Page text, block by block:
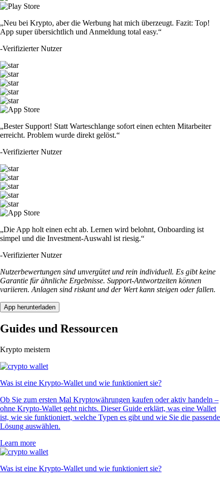
„Neu bei Krypto, aber die Werbung hat mich überzeugt. Fazit: Top!
App super übersichtlich und Anmeldung total easy.“
-Verifizierter Nutzer
„Bester Support! Statt Warteschlange sofort einen echten Mitarbeiter
erreicht. Problem wurde direkt gelöst.“
-Verifizierter Nutzer
„Die App holt einen echt ab. Lernen wird belohnt, Onboarding ist
simpel und die Investment-Auswahl ist riesig.“
-Verifizierter Nutzer
Nutzerbewertungen sind unvergütet und rein individuell. Es gibt keine
Garantie für ähnliche Ergebnisse. Support-Antwortzeiten können
variieren. Anlagen sind riskant und der Wert kann steigen oder fallen.
App herunterladen
Guides und Ressourcen
Krypto meistern
Was ist eine Krypto-Wallet und wie funktioniert sie?
Ob Sie zum ersten Mal Kryptowährungen kaufen oder aktiv handeln –
ohne Krypto-Wallet geht nichts. Dieser Guide erklärt, was eine Wallet
ist, wie sie funktioniert, welche Typen es gibt und wie Sie die passende
Lösung auswählen.
Learn more
Was ist eine Krypto-Wallet und wie funktioniert sie?